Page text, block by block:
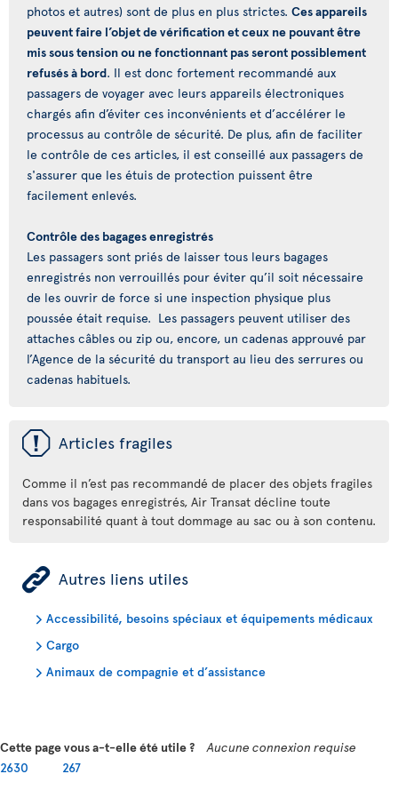
photos et autres) sont de plus en plus strictes. Ces appareils
peuvent faire l’objet de vérification et ceux ne pouvant être
mis sous tension ou ne fonctionnant pas seront possiblement
refusés à bord. Il est donc fortement recommandé aux
passagers de voyager avec leurs appareils électroniques
chargés afin d’éviter ces inconvénients et d’accélérer le
processus au contrôle de sécurité. De plus, afin de faciliter
le contrôle de ces articles, il est conseillé aux passagers de
s'assurer que les étuis de protection puissent être
facilement enlevés.
Contrôle des bagages enregistrés
Les passagers sont priés de laisser tous leurs bagages
enregistrés non verrouillés pour éviter qu’il soit nécessaire
de les ouvrir de force si une inspection physique plus
poussée était requise. Les passagers peuvent utiliser des
attaches câbles ou zip ou, encore, un cadenas approuvé par
l’Agence de la sécurité du transport au lieu des serrures ou
cadenas habituels.
ü Articles fragiles
Comme il n’est pas recommandé de placer des objets fragiles
dans vos bagages enregistrés, Air Transat décline toute
responsabilité quant à tout dommage au sac ou à son contenu.
ÿ Autres liens utiles
Accessibilité, besoins spéciaux et équipements médicaux
Cargo
Animaux de compagnie et d’assistance
Cette page vous a-t-elle été utile ?
Aucune connexion requise
2630
267